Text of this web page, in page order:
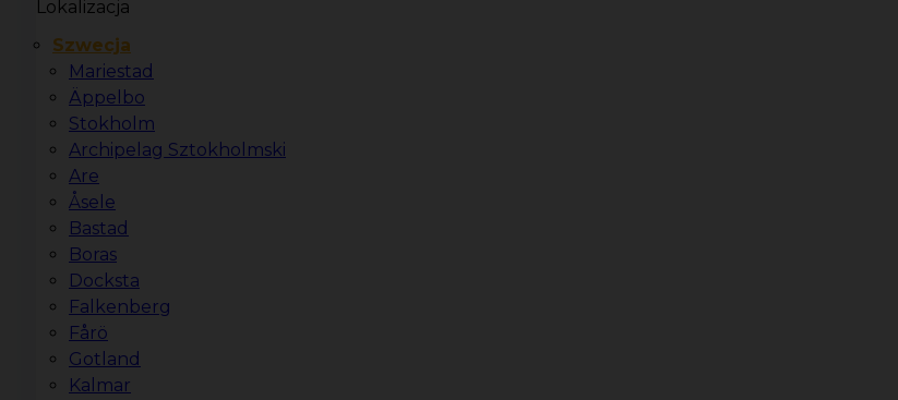
Lokalizacja
Szwecja
Mariestad
Äppelbo
Stokholm
Archipelag Sztokholmski
Are
Åsele
Bastad
Boras
Docksta
Falkenberg
Fårö
Gotland
Kalmar